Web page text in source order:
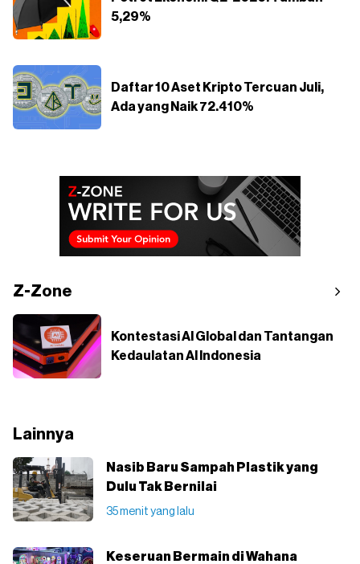
5,29%
Daftar 10 Aset Kripto Tercuan Juli,
Ada yang Naik 72.410%
Z-Zone
Kontestasi AI Global dan Tantangan
Kedaulatan AI Indonesia
Lainnya
Nasib Baru Sampah Plastik yang
Dulu Tak Bernilai
35 menit yang lalu
Keseruan Bermain di Wahana